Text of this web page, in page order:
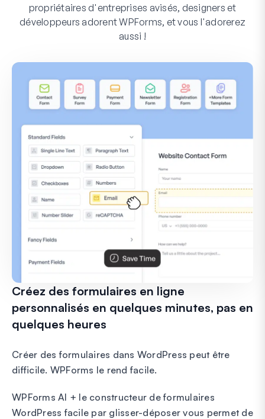
propriétaires d'entreprises avisés, designers et
développeurs adorent WPForms, et vous l'adorerez
aussi !
Créez des formulaires en ligne
personnalisés en quelques minutes, pas en
quelques heures
Créer des formulaires dans WordPress peut être
difficile. WPForms le rend facile.
WPForms AI + le constructeur de formulaires
WordPress facile par glisser-déposer vous permet de